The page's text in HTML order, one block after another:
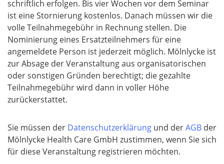
schriftlich erfolgen. Bis vier Wochen vor dem Seminar
ist eine Stornierung kostenlos. Danach müssen wir die
volle Teilnahmegebühr in Rechnung stellen. Die
Nominierung eines Ersatzteilnehmers für eine
angemeldete Person ist jederzeit möglich. Mölnlycke ist
zur Absage der Veranstaltung aus organisatorischen
oder sonstigen Gründen berechtigt; die gezahlte
Teilnahmegebühr wird dann in voller Höhe
zurückerstattet.
Sie müssen der Datenschutzerklärung und derAGB der
Mölnlycke Health Care GmbH zustimmen, wenn Sie sich
für diese Veranstaltung registrieren möchten.